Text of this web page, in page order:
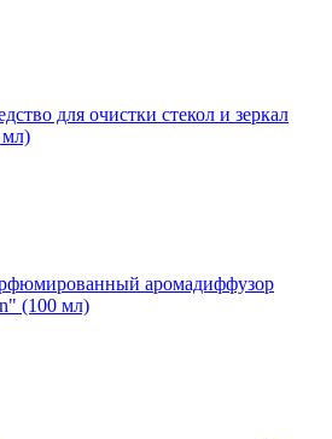
для очистки стекол и зеркал
мл)
аромадиффузор
(100 мл)